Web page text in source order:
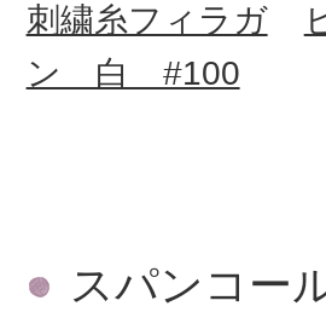
刺繍糸フィラガ
ン 白 #100
スパンコー